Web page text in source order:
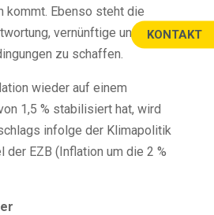
kommt. Ebenso steht die
vernünftige und
zu schaffen.
wieder auf einem
1,5 % stabilisiert hat, wird
infolge der Klimapolitik
EZB (Inflation um die 2 %
KONTAKT